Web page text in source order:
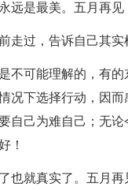
远是最美。五月再见
走过，告诉自己其
不可能理解的，有
况下选择行动，因
自己为难自己；无
！
也就真实了。五月再